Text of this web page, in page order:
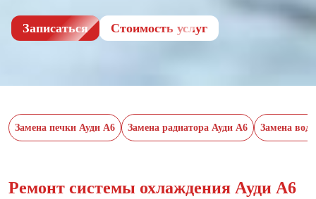
Записаться Cтоимость услуг
Замена печки Ауди А6 Замена радиатора Ауди А6 Замена
Ремонт системы охлаждения Ауди А6